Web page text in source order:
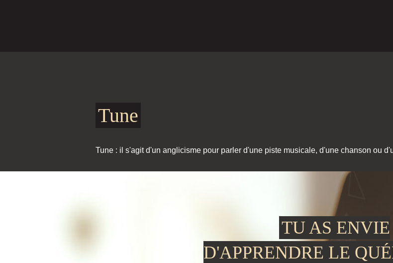
Tune
Tune : il s'agit d'un anglicisme pour parler d'une piste musicale, d'une chanson ou
TU AS ENVIE
D'APPRENDRE LE